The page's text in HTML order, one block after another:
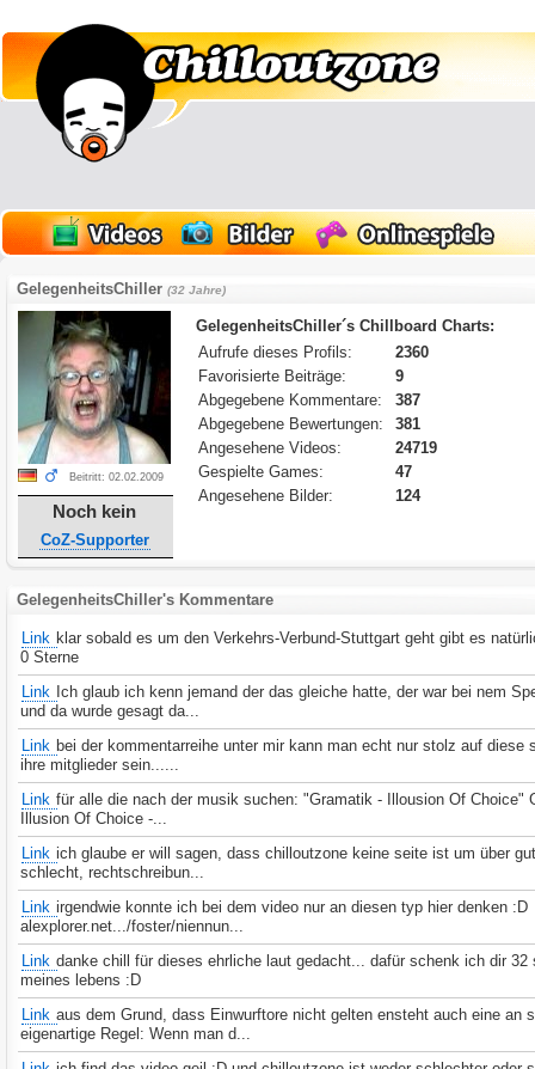
GelegenheitsChiller(32 Jahre)
Beitritt: 02.02.2009
Noch kein
CoZ-Supporter
GelegenheitsChiller´s Chillboard Charts:
Aufrufe dieses Profils:
2360
Favorisierte Beiträge:
9
Abgegebene Kommentare:
387
Abgegebene Bewertungen:
381
Angesehene Videos:
24719
Gespielte Games:
47
Angesehene Bilder:
124
GelegenheitsChiller's Kommentare
Link klar sobald es um den Verkehrs-Verbund-Stuttgart geht gibt es
0 Sterne
Link Ich glaub ich kenn jemand der das gleiche hatte, der war bei nem
und da wurde gesagt da...
Link bei der kommentarreihe unter mir kann man echt nur stolz auf diese
ihre mitglieder sein......
Link für alle die nach der musik suchen: "Gramatik - Illousion Of Choice"
Illusion Of Choice -...
Link ich glaube er will sagen, dass chilloutzone keine seite ist um über
schlecht, rechtschreibun...
Link irgendwie konnte ich bei dem video nur an diesen typ hier denken :D
alexplorer.net.../foster/niennun...
Link danke chill für dieses ehrliche laut gedacht... dafür schenk ich dir 32
meines lebens :D
Link aus dem Grund, dass Einwurftore nicht gelten ensteht auch eine an
eigenartige Regel: Wenn man d...